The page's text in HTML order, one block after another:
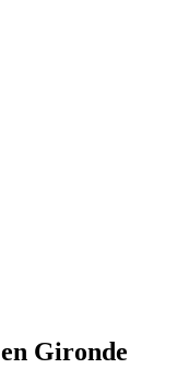
en Gironde